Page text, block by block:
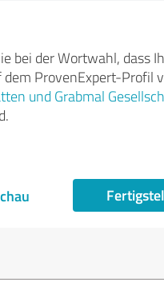
bei der Wortwahl, dass
dem ProvenExpert-Profil
und Grabmal